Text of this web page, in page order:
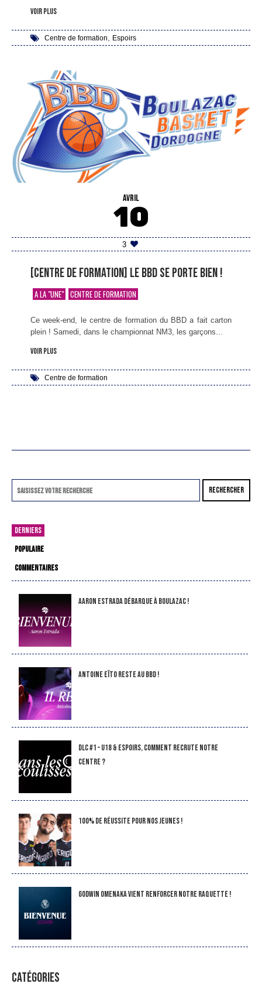
voir plus
Centre de formation Espoirs
AVRIL
10
3
[Centre de formation] Le BBD se porte bien !
A LA "UNE" CENTRE DE FORMATION
Ce week-end, le centre de formation du BBD a fait carton
plein ! Samedi, dans le championnat NM3, les garçons...
voir plus
Centre de formation
RECHERCHER
DERNIERS
POPULAIRE
COMMENTAIRES
Aaron Estrada débarque à Boulazac !
Antoine Eïto reste au BBD !
DLC #1 – U18 & Espoirs, comment recrute notre
Centre ?
100% de réussite pour nos jeunes !
Godwin Omenaka vient renforcer notre raquette !
CATÉGORIES